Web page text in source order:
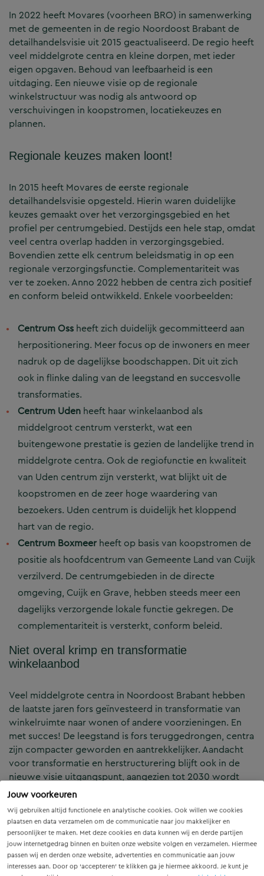
Jouw voorkeuren
Wij gebruiken altijd functionele en analytische cookies. Ook willen we cookies
plaatsen en data verzamelen om de communicatie naar jou makkelijker en
persoonlijker te maken. Met deze cookies en data kunnen wij en derde partijen
jouw internetgedrag binnen en buiten onze website volgen en verzamelen. Hiermee
passen wij en derden onze website, advertenties en communicatie aan jouw
interesses aan. Door op ‘accepteren’ te klikken ga je hiermee akkoord. Je kunt je
In 2022 heeft Movares (voorheen BRO) in samenwerking
met de gemeenten in de regio Noordoost Brabant de
detailhandelsvisie uit 2015 geactualiseerd. De regio heeft
veel middelgrote centra en kleine dorpen, met ieder
eigen opgaven. Behoud van leefbaarheid is een
uitdaging. Een nieuwe visie op de regionale
winkelstructuur was nodig als antwoord op
verschuivingen in koopstromen, locatiekeuzes en
plannen.
Regionale keuzes maken loont!
In 2015 heeft Movares de eerste regionale
detailhandelsvisie opgesteld. Hierin waren duidelijke
keuzes gemaakt over het verzorgingsgebied en het
profiel per centrumgebied. Destijds een hele stap, omdat
veel centra overlap hadden in verzorgingsgebied.
Bovendien zette elk centrum beleidsmatig in op een
regionale verzorgingsfunctie. Complementariteit was
ver te zoeken. Anno 2022 hebben de centra zich positief
en conform beleid ontwikkeld. Enkele voorbeelden:
Centrum Oss heeft zich duidelijk gecommitteerd aan
herpositionering. Meer focus op de inwoners en meer
nadruk op de dagelijkse boodschappen. Dit uit zich
ook in flinke daling van de leegstand en succesvolle
transformaties.
Centrum Uden heeft haar winkelaanbod als
middelgroot centrum versterkt, wat een
buitengewone prestatie is gezien de landelijke trend in
middelgrote centra. Ook de regiofunctie en kwaliteit
van Uden centrum zijn versterkt, wat blijkt uit de
koopstromen en de zeer hoge waardering van
bezoekers. Uden centrum is duidelijk het kloppend
hart van de regio.
Centrum Boxmeer heeft op basis van koopstromen de
positie als hoofdcentrum van Gemeente Land van Cuijk
verzilverd. De centrumgebieden in de directe
omgeving, Cuijk en Grave, hebben steeds meer een
dagelijks verzorgende lokale functie gekregen. De
complementariteit is versterkt, conform beleid.
Niet overal krimp en transformatie
winkelaanbod
Veel middelgrote centra in Noordoost Brabant hebben
de laatste jaren fors geïnvesteerd in transformatie van
winkelruimte naar wonen of andere voorzieningen. En
met succes! De leegstand is fors teruggedrongen, centra
zijn compacter geworden en aantrekkelijker. Aandacht
voor transformatie en herstructurering blijft ook in de
nieuwe visie uitgangspunt, aangezien tot 2030 wordt
verwacht dat met name het recreatieve winkelaanbod in
geeft echter een genuanceerder perspectief dan alleen
het duiden van de krimpopgave. Het biedt ook kansen
voor groei van winkelruimte, mits deze kwalitatief
onderscheidend is. Vernieuwing en innovatie in de
detailhandel zijn noodzakelijk om af te stappen van de